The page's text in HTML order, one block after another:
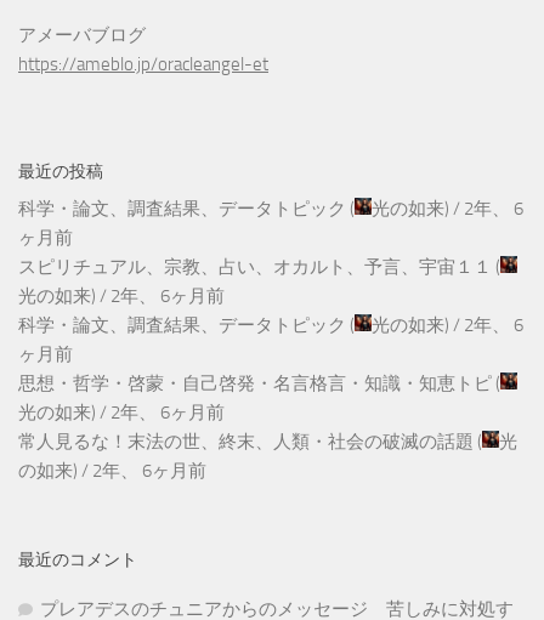
アメーバブログ
https://ameblo.jp/oracleangel-et
最近の投稿
科学・論文、調査結果、データトピック ( 光の如来) / 2年、 6
ヶ月前
スピリチュアル、宗教、占い、オカルト、予言、宇宙１１ (
光の如来) / 2年、 6ヶ月前
科学・論文、調査結果、データトピック ( 光の如来) / 2年、 6
ヶ月前
思想・哲学・啓蒙・自己啓発・名言格言・知識・知恵トピ (
光の如来) / 2年、 6ヶ月前
常人見るな！末法の世、終末、人類・社会の破滅の話題 (
光
の如来) / 2年、 6ヶ月前
最近のコメント
プレアデスのチュニアからのメッセージ 苦しみに対処す